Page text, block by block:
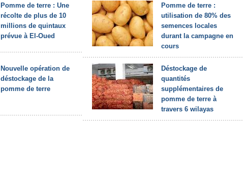
Pomme de terre : Une
récolte de plus de 10
millions de quintaux
prévue à El-Oued
Pomme de terre :
utilisation de 80% des
semences locales
durant la campagne en
cours
Nouvelle opération de
déstockage de la
pomme de terre
Déstockage de
quantités
supplémentaires de
pomme de terre à
travers 6 wilayas